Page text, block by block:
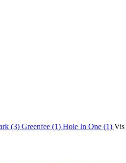
(3) Greenfee (1) Hole In One (1) Vis